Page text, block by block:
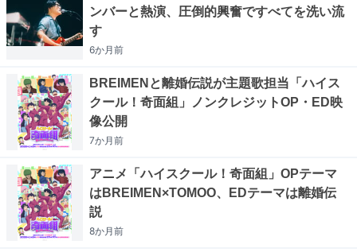
ンバーと熱演、圧倒的興奮ですべてを洗い流
す
6か月前
BREIMENと離婚伝説が主題歌担当「ハイス
クール！奇面組」ノンクレジットOP・ED映
像公開
7か月前
アニメ「ハイスクール！奇面組」OPテーマ
はBREIMEN×TOMOO、EDテーマは離婚伝
説
8か月前